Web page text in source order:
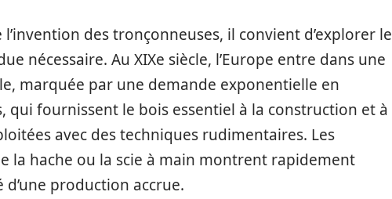
des tronçonneuses, il convient d’explorer le
nécessaire. Au XIXe siècle, l’Europe entre dans une
marquée par une demande exponentielle en
qui fournissent le bois essentiel à la construction et à
avec des techniques rudimentaires. Les
la hache ou la scie à main montrent rapidement
production accrue.